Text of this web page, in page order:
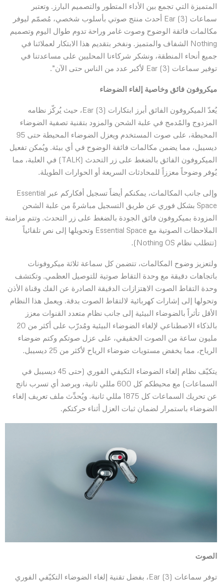
المتميزة التي تجمع بين الأداء المتطور والتصميم البارز. وتعتبر
سماعات Ear (3) أحدث منتج صوتي بأسلوب شخصي، مُصمّم ليوفر
مكالمات فائقة الوضوح وصوت غامر وراحة تدوم طوال اليوم وتصميم
Nothing الشفاف والمتميز. ونفخر بتقديم هذا الابتكار لعملائنا في
جميع أنحاء المنطقة، ونشكر شركاءنا المحليين على مساعدتنا في
توفير سماعات Ear (3) لأكبر عدد من الناس حتى الآن”.
ميكروفون فائق وخاصية إلغاء الضوضاء
يُعدّ الميكروفون الفائق أبرز ابتكارات Ear (3)، حيث يُركّز نظامه
المزدوج والمُدمج في علبة الشحن والمزود بتقنية تصفية الضوضاء
المحيطة، على صوت المستخدم ويعزل الضوضاء المحيطة حتى 95
ديسيبل، مما يضمن مكالمات فائقة الوضوح في أي بيئة. ويُمكن تفعيل
الميكروفون الفائق بالضغط على زر التحدث (TALK) في العلبة، مما
يُوفر وضوحاً معززاً للمحادثات السريعة أو الحوارات الطويلة.
وإلى جانب المكالمات، يمكنكم أيضاً تسجيل أفكاركم عبر Essential
Space بشكل فوري عن طريق التسجيل مباشرةً من علبة الشحن
المزودة بميكروفون فائق الجودة بالضغط على زر التحدث. وتتم مزامنة
الملاحظات الصوتية مع Essential Space وتحويلها إلى نص تلقائياً
(تتطلب نظام Nothing OS).
ولتعزيز وضوح المكالمات، تتضمن كل سماعة ثلاثة ميكروفونات
باتجاهات دقيقة مع وحدة التقاط صوتية للتوصيل العظمي. وتكتشف
وحدة التقاط الصوت الاهتزازات الدقيقة الصادرة عن الفك وقناة الأذن
وتحولها إلى إشارات كهربائية لالتقاط الصوت بدقة. ويعمل هذا النظام
الأقل تأثراً بالضوضاء البيئية إلى جانب نظام متعدد القنوات معزز
بالذكاء الاصطناعي لإلغاء الضوضاء البيئية ومُدرّب على أكثر من 20
مليون ساعة من الصوت الحقيقي، على عزل صوتكم وكتم ضوضاء
الرياح، مما يخفض مستويات ضوضاء الرياح لأكثر من 25 ديسيبل.
يتكيّف نظام إلغاء الضوضاء التكيفي الفوري (حتى 45 ديسيبل في
السماعات) مع محيطكم كل 600 مللي ثانية، ويرصد أي تسرب ناتج
عن تحريك السماعات كل 1875 مللي ثانية. ويُحدِّث ملف تعريف إلغاء
الضوضاء باستمرار لضمان ثبات العزل أثناء حركتكم.
الصوت
توفر سماعات Ear (3)،
بفضل تقنية إلغاء الضوضاء التكيّفي الفوري